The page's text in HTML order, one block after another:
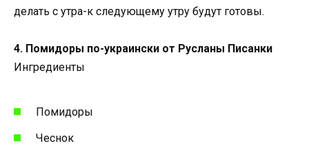
делать с утра-к следующему утру будут готовы.
4. Помидоры по-украински от Русланы Писанки
Ингредиенты
Помидоры
Чеснок